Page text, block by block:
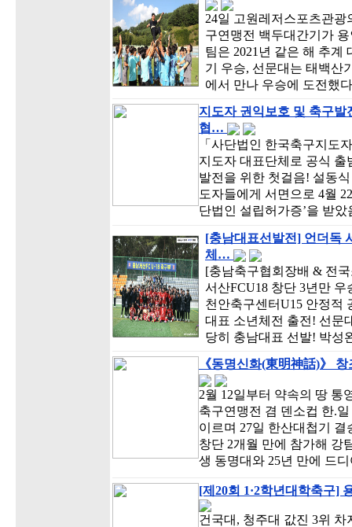
24일 고원레저스포츠관
구연맹전 백두대간기가
팀은 2021년 같은 해 추계
기 우승, 선문대는 태백산
에서 만나 우승에 도전했
지도자 권익보호 및 축구
협…
「사단법인 한국축구지도
지도자 대표단체로 공식
발전을 위한 첫걸음! 설동
도자들에게 서면으로 4월
단법인 설립허가증’을 받
[충남대표선발전] 언더독
체…
[충남축구협회장배 & 전
서산FCU18 창단 3년만
천안축구센터U15 안정적
대표 소년체전 출전! 선문
당히 충남대표 선발! 박
《동명신화(東明神話)》
2월 12일부터 약속의 땅 통
축구연맹전 겸 덴소컵 한.
이르며 27일 한산대첩기
창단 2개월 만에 참가해 강
생 동명대와 25년 만에 드
[제20회 1·2학년대학축구]
건국대, 청주대 값진 3위